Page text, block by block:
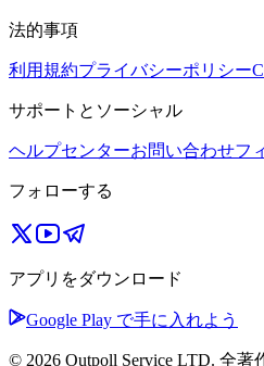
法的事項
利用規約プライバシーポリシー
サポートとソーシャル
ヘルプセンターお問い合わせフ
フォローする
アプリをダウンロード
Google Play で手に入れよう
© 2026 Outpoll Service LTD. 全著